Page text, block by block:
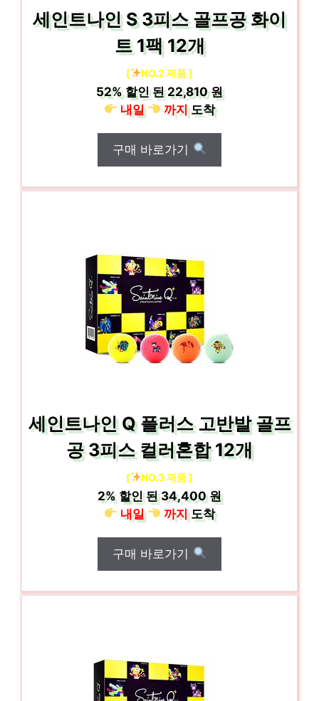
세인트나인 S 3피스 골프공 화이
트 1팩 12개
[ NO.2 제품 ]
52% 할인 된22,810 원
내일
까지도착
구매 바로가기
세인트나인 Q 플러스 고반발 골프
공 3피스 컬러혼합 12개
[ NO.3 제품 ]
2% 할인 된34,400 원
내일
까지도착
구매 바로가기